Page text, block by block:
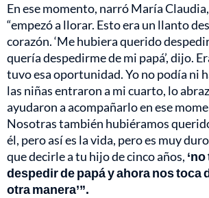
En ese momento, narró María
“empezó a llorar. Esto era un llanto
corazón. ‘Me hubiera querido
quería despedirme de mi papá’, dijo.
tuvo esa oportunidad. Yo no podía ni
las niñas entraron a mi cuarto, lo
ayudaron a acompañarlo en ese
Nosotras también hubiéramos
él, pero así es la vida, pero es muy
que decirle a tu hijo de cinco años,
despedir de papá y ahora nos toca
otra manera’”.